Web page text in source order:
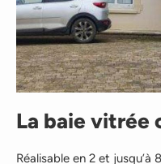
La baie vitrée
Réalisable en 2 et jusqu’à